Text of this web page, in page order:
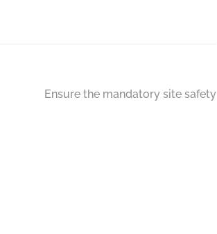
Ensure the mandatory site safety